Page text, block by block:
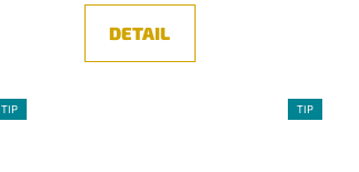
DETAIL
TIP TIP